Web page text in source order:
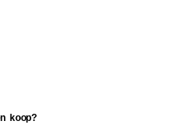
koop?